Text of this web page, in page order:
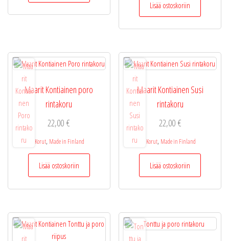
Lisää ostoskoriin
Maarit Kontiainen poro
rintakoru
22,00€
Korut, Made in Finland
Lisää ostoskoriin
Maarit Kontiainen Susi
rintakoru
22,00 €
Korut, Made in Finland
Lisää ostoskoriin